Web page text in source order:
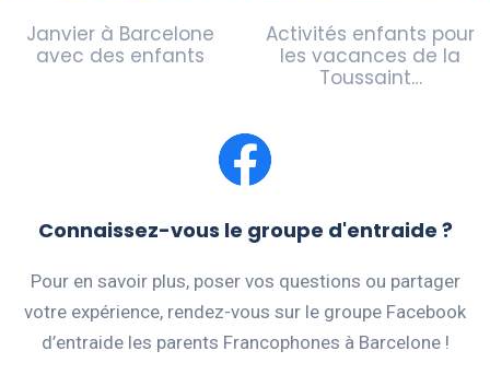
Janvier à Barcelone
avec des enfants
Activités enfants pour
les vacances de la
Toussaint…
Connaissez-vous le groupe d'entraide ?
Pour en savoir plus, poser vos questions ou partager
votre expérience, rendez-vous sur le groupe Facebook
d’entraide les parents Francophones à Barcelone !